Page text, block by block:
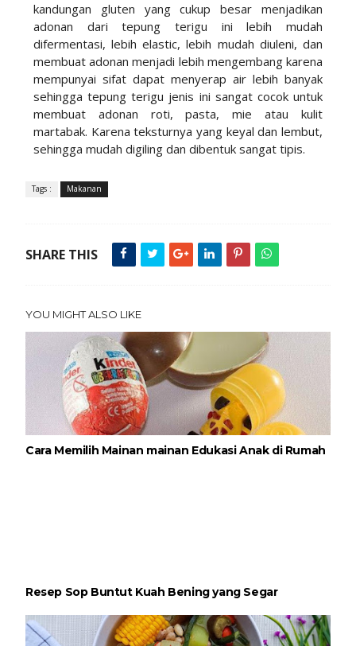
kandungan gluten yang cukup besar menjadikan
adonan dari tepung terigu ini lebih mudah
difermentasi, lebih elastic, lebih mudah diuleni, dan
membuat adonan menjadi lebih mengembang karena
mempunyai sifat dapat menyerap air lebih banyak
sehingga tepung terigu jenis ini sangat cocok untuk
membuat adonan roti, pasta, mie atau kulit
martabak. Karena teksturnya yang keyal dan lembut,
sehingga mudah digiling dan dibentuk sangat tipis.
Tags : Makanan
SHARE THIS
YOU MIGHT ALSO LIKE
Cara Memilih Mainan mainan Edukasi Anak di Rumah
Resep Sop Buntut Kuah Bening yang Segar